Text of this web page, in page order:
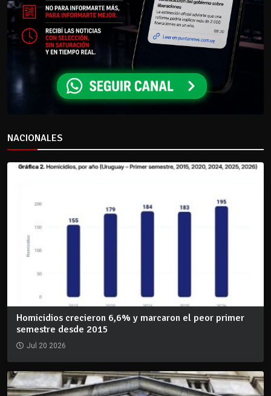
NACIONALES
Homicidios crecieron 6,6% y marcaron el peor primer
semestre desde 2015
Jul 20 2026